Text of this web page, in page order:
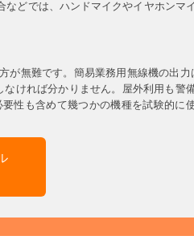
などでは、ハンドマイクやイヤホンマ
が無難です。簡易業務用無線機の出力
ければ分かりません。屋外利用も警
性も含めて幾つかの機種を試験的に